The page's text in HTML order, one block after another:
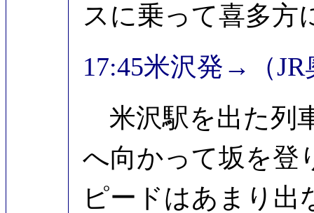
スに乗って喜多方
17:45米沢発→（
米沢駅を出た列
へ向かって坂を登
ピードはあまり出